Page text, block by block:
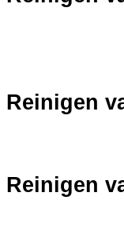
Reinigen
Reinigen